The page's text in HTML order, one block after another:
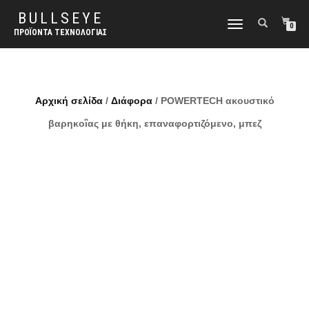
BULLSEYE
ΠΡΟΪΌΝΤΑ ΤΕΧΝΟΛΟΓΊΑΣ
ΕΝΑΛΛΑΓΉ
0
Αρχική σελίδα/ Διάφορα/ POWERTECH ακουστικό
βαρηκοΐας με θήκη, επαναφορτιζόμενο, μπεζ